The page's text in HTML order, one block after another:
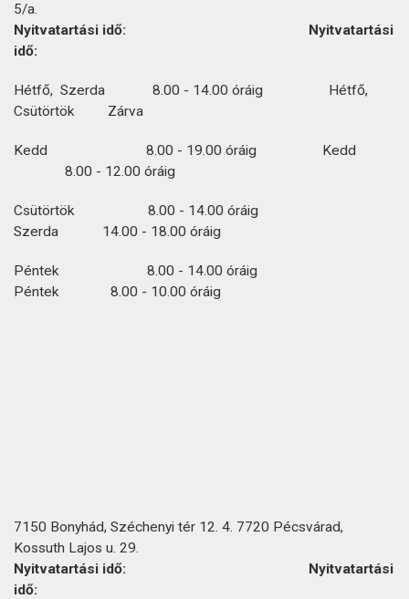
5/a.
Nyitvatartási idő: Nyitvatartási
idő:
Hétfő, Szerda 8.00 - 14.00 óráig Hétfő,
Csütörtök Zárva
Kedd 8.00 - 19.00 óráig Kedd
8.00 - 12.00 óráig
Csütörtök 8.00 - 14.00 óráig
Szerda 14.00 - 18.00 óráig
Péntek 8.00 - 14.00 óráig
Péntek 8.00 - 10.00 óráig
7150 Bonyhád, Széchenyi tér 12. 4. 7720 Pécsvárad,
Kossuth Lajos u. 29.
Nyitvatartási idő: Nyitvatartási
idő: